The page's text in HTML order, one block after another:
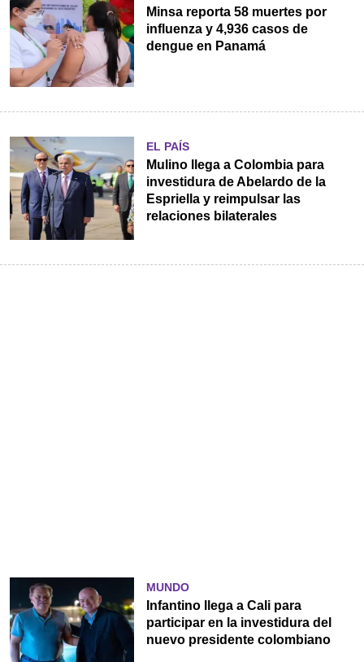
Minsa reporta 58 muertes por
influenza y 4,936 casos de
dengue en Panamá
EL PAÍS
Mulino llega a Colombia para
investidura de Abelardo de la
Espriella y reimpulsar las
relaciones bilaterales
MUNDO
Infantino llega a Cali para
participar en la investidura del
nuevo presidente colombiano